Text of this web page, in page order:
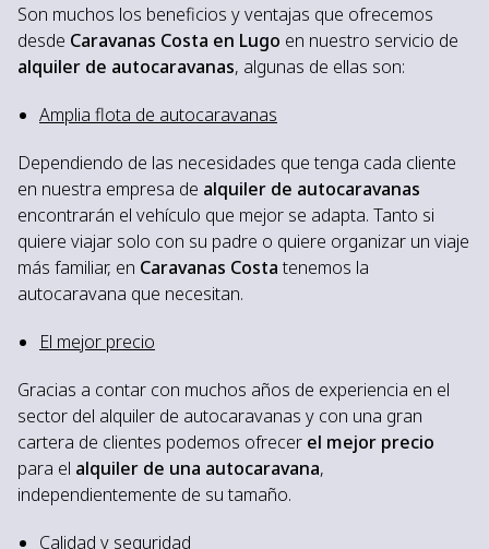
Son muchos los beneficios y ventajas que ofrecemos
desde Caravanas Costa en Lugo en nuestro servicio de
alquiler de autocaravanas, algunas de ellas son:
Amplia flota de autocaravanas
Dependiendo de las necesidades que tenga cada cliente
en nuestra empresa de alquiler de autocaravanas
encontrarán el vehículo que mejor se adapta. Tanto si
quiere viajar solo con su padre o quiere organizar un viaje
más familiar, en Caravanas Costatenemos la
autocaravana que necesitan.
El mejor precio
Gracias a contar con muchos años de experiencia en el
sector del alquiler de autocaravanas y con una gran
cartera de clientes podemos ofrecer el mejor precio
para el alquiler de una autocaravana,
independientemente de su tamaño.
Calidad y seguridad